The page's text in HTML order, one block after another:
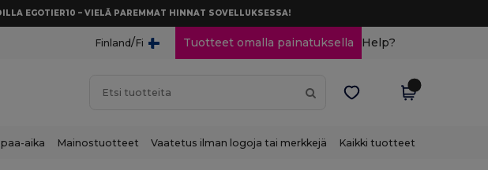
EGOTIER10 – VIELÄ PAREMMAT HINNAT SOVELLUKSESSA!
Finland/Fi Tuotteet omalla painatuksella Help?
aika Mainostuotteet Vaatetus ilman logoja tai merkkejä Kaikki tuotteet